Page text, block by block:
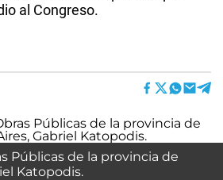
al Congreso.
Públicas de la provincia de
Katopodis.